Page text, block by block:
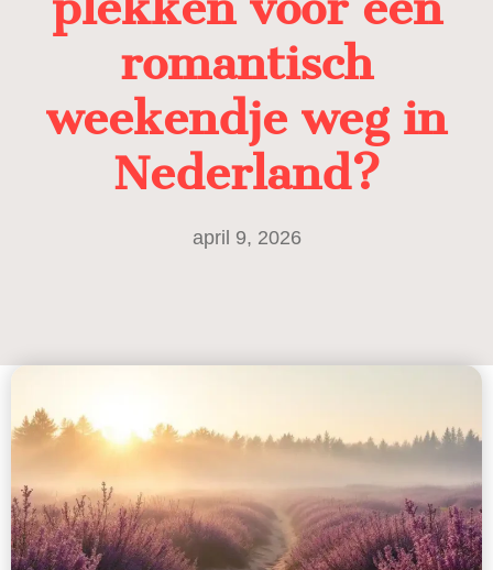
romantisch
weekendje weg in
Nederland?
april 9, 2026